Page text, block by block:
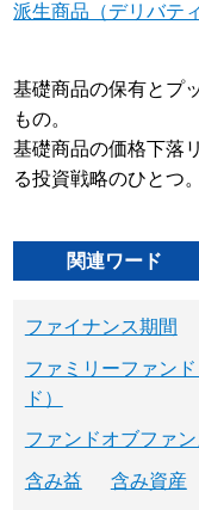
派生商品（デリバテ
基礎商品の保有とプ
もの。
基礎商品の価格下落
る投資戦略のひとつ。
関連ワード
ファイナンス期間
ファミリーファン
ド）
ファンドオブファ
含み益 含み資産